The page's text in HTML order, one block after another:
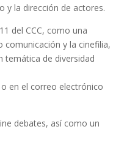
y la dirección de actores.
del CCC, como una
comunicación y la cinefilia,
temática de diversidad
en el correo electrónico
debates, así como un